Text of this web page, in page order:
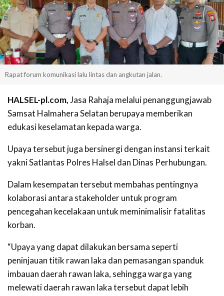
Rapat forum komunikasi lalu lintas dan angkutan jalan.
HALSEL-pl.com,Jasa Rahaja melalui penanggungjawab
Samsat Halmahera Selatan berupaya memberikan
edukasi keselamatan kepada warga.
Upaya tersebut juga bersinergi dengan instansi terkait
yakni Satlantas Polres Halsel dan Dinas Perhubungan.
Dalam kesempatan tersebut membahas pentingnya
kolaborasi antara stakeholder untuk program
pencegahan kecelakaan untuk meminimalisir fatalitas
korban.
“Upaya yang dapat dilakukan bersama seperti
peninjauan titik rawan laka dan pemasangan spanduk
imbauan daerah rawan laka, sehingga warga yang
melewati daerah rawan laka tersebut dapat lebih